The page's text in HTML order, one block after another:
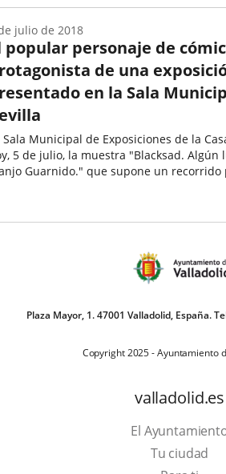
aplicación
popular personaje de
de una
en la Sala
Sala Municipal de Exposiciones de la
5 de julio, la muestra "Blacksad. Algún
Guarnido." que supone un
julio de 2018
Plaza Mayor, 1. 47001 Valladolid, España.
Copyright 2025 - Ayuntamiento
valladolid.es
El
Tu ciudad